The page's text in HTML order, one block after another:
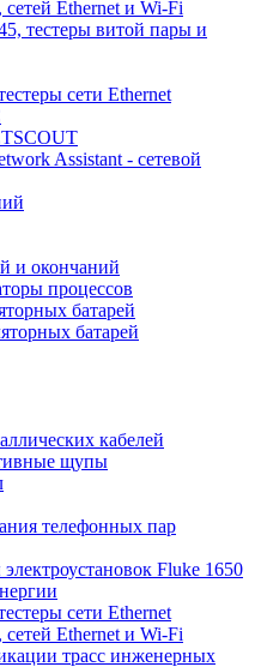
Ethernet и Wi-Fi
тестеры витой пары и
сети Ethernet
Assistant - сетевой
и окончаний
процессов
батарей
батарей
кабелей
щупы
телефонных пар
Fluke 1650
сети Ethernet
Ethernet и Wi-Fi
трасс инженерных